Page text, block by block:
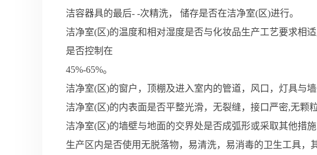
洁容器具的最后- -次精洗， 储存是否在洁净室(区)进行。
洁净室(区)的温度和相对湿度是否与化妆品生产工艺要求相
是否控制在
45%-65%。
洁净室(区)的窗户，顶棚及进入室内的管道，风口，灯具与
洁净室(区)的内表面是否平整光滑，无裂缝，接口严密,无颗
洁净室(区)的墙壁与地面的交界处是否成弧形或采取其他措施
生产区内是否使用无脱落物，易清洗，易消毒的卫生工具